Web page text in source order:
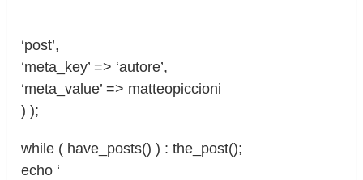
‘post’,
‘meta_key’ => ‘autore’,
‘meta_value’ => matteopiccioni
) );
while ( have_posts() ) : the_post();
echo ‘